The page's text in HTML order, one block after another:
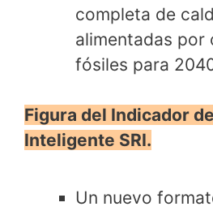
completa de
alimentadas por
fósiles para
Figura del Indicador
Inteligente SRI.
Un nuevo